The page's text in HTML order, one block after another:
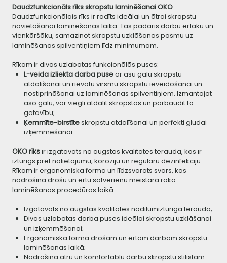
Daudzfunkcionāls rīks skropstu laminēšanai OKO
Daudzfunkcionālais rīks ir radīts ideālai un ātrai skropstu
novietošanai laminēšanas laikā. Tas padarīs darbu ērtāku un
vienkāršāku, samazinot skropstu uzklāšanas posmu uz
laminēšanas spilventiņiem līdz minimumam.
Rīkam ir divas uzlabotas funkcionālās puses:
L-veida izliekta darba pusear asu galu skropstu
atdalīšanai un rievotu virsmu skropstu ieveidošanai un
nostiprināšanai uz laminēšanas spilventiņiem. Izmantojot
aso galu, var viegli atdalīt skropstas un pārbaudīt to
gatavību;
Ķemmīte-birstīteskropstu atdalīšanai un perfekti gludai
izķemmēšanai.
OKO rīksir izgatavots no augstas kvalitātes tērauda, kas ir
izturīgs pret nolietojumu, koroziju un regulāru dezinfekciju.
Rīkam ir ergonomiska forma un līdzsvarots svars, kas
nodrošina drošu un ērtu satvērienu meistara rokā
laminēšanas procedūras laikā.
Izgatavots no augstas kvalitātes nodilumizturīga tērauda;
Divas uzlabotas darba puses ideālai skropstu uzklāšanai
un izķemmēšanai;
Ergonomiska forma drošam un ērtam darbam skropstu
laminēšanas laikā;
Nodrošina ātru un komfortablu darbu skropstu stilistam.